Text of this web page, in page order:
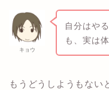
キョウ
自分はや
も、実は
もうどうしようもない